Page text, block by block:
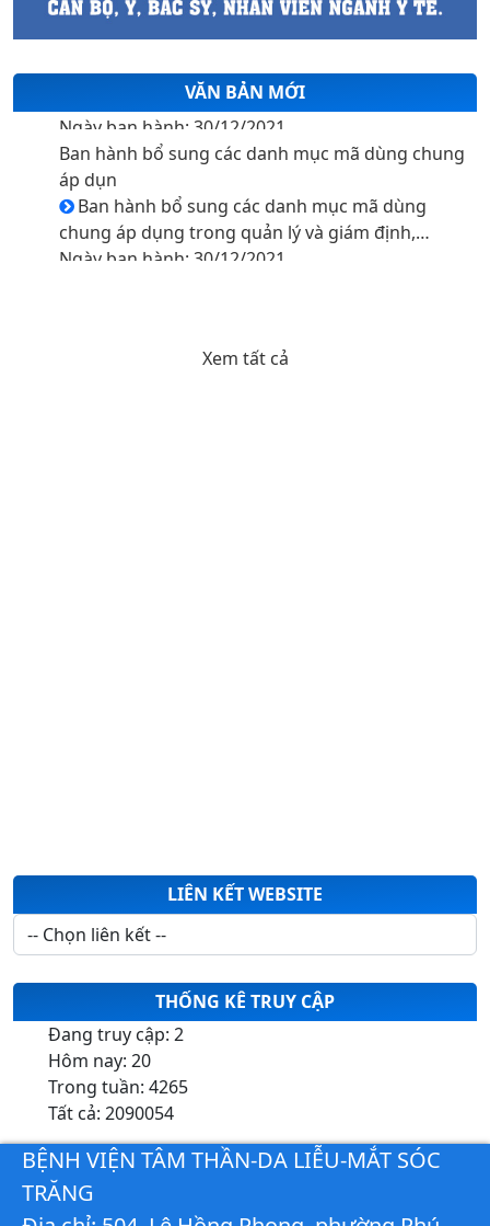
VĂN BẢN MỚI
Ban hành bổ sung các danh mục mã dùng chung
áp dụn
chung áp dụng trong quản lý và giám định,
thanh toán chi phí khám bệnh, chữa bệnh bảo
hiểm y tế
Ngày ban hành: 30/12/2021
Ban hành bổ sung các danh mục mã dùng chung
áp dụn
Ban hành bổ sung các danh mục mã dùng
chung áp dụng trong quản lý và giám định,
thanh toán chi phí khám bệnh, chữa bệnh bảo
Ngày ban hành: 30/12/2021
Xem tất cả
LIÊN KẾT WEBSITE
THỐNG KÊ TRUY CẬP
Đang truy cập: 2
Hôm nay: 20
Trong tuần: 4265
Tất cả: 2090054
BỆNH VIỆN TÂM THẦN-DA LIỄU-MẮT SÓC
TRĂNG